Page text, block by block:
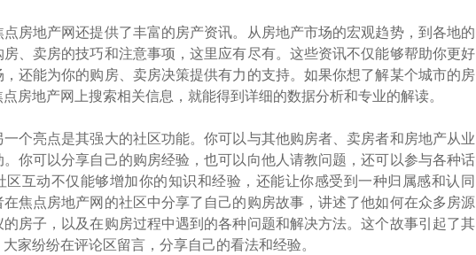
房地产网还提供了丰富的房产资讯。从房地产市场的宏观趋势，到各地的
、卖房的技巧和注意事项，这里应有尽有。这些资讯不仅能够帮助你更好
还能为你的购房、卖房决策提供有力的支持。如果你想了解某个城市的房
房地产网上搜索相关信息，就能得到详细的数据分析和专业的解读。
个亮点是其强大的社区功能。你可以与其他购房者、卖房者和房地产从业
你可以分享自己的购房经验，也可以向他人请教问题，还可以参与各种话
区互动不仅能够增加你的知识和经验，还能让你感受到一种归属感和认同
焦点房地产网的社区中分享了自己的购房故事，讲述了他如何在众多房源
房子，以及在购房过程中遇到的各种问题和解决方法。这个故事引起了其
家纷纷在评论区留言，分享自己的看法和经验。